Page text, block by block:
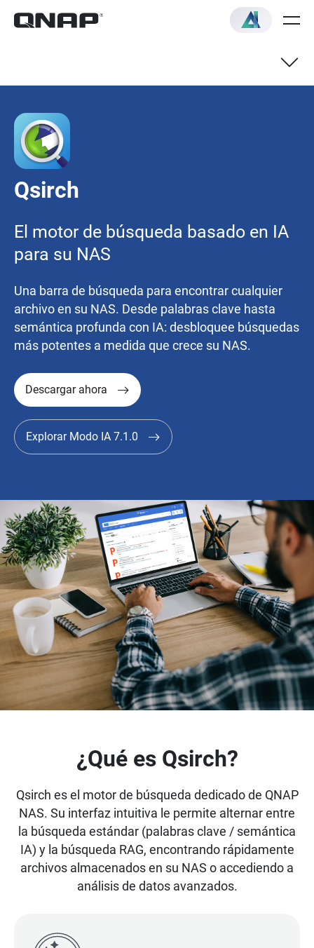
Búsqueda de conocimiento con IA
Modelos recomendados
Guía de inicio rápido
Qsirch
El motor de búsqueda basado en IA
para su NAS
Una barra de búsqueda para encontrar cualquier
archivo en su NAS. Desde palabras clave hasta
semántica profunda con IA: desbloquee búsquedas
más potentes a medida que crece su NAS.
Descargar ahora
Explorar Modo IA 7.1.0
¿Qué es Qsirch?
Qsirch es el motor de búsqueda dedicado de QNAP
NAS. Su interfaz intuitiva le permite alternar entre
la búsqueda estándar (palabras clave / semántica
IA) y la búsqueda RAG, encontrando rápidamente
archivos almacenados en su NAS o accediendo a
análisis de datos avanzados.